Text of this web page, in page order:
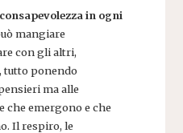
in ogni
mangiare
con gli altri,
tutto ponendo
ma alle
che emergono e che
Il respiro, le